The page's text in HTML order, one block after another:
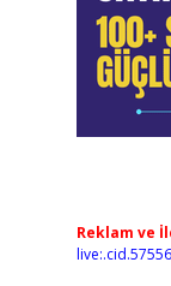
Reklam ve